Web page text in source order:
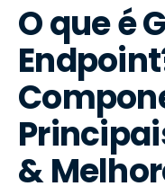
O que é
&